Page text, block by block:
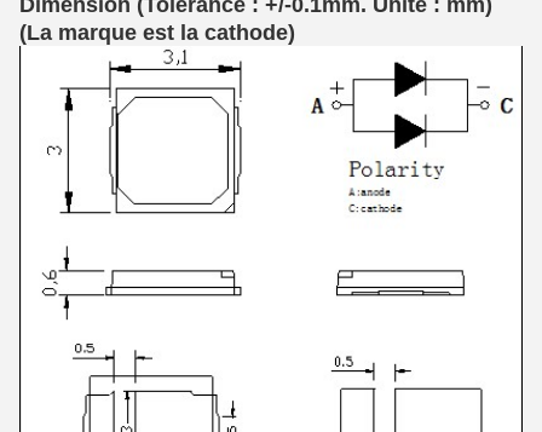
Dimension (Tolérance : +/-0.1mm. Unité : mm)
(La marque est la cathode)